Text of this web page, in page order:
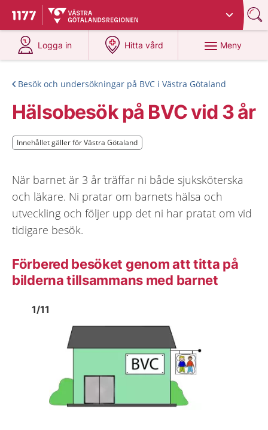
Till startsidan för 1177
Du har valt region
Logga in
på 1177.se
Hitta vård
på 1177.se
Meny
Besök och undersökningar på BVC i Västra Götaland
Hälsobesök på BVC vid 3 år
Innehållet gäller för Västra Götaland
Innehållet gäller för Västra Götaland
När barnet är 3 år träffar ni både sjuksköterska
och läkare. Ni pratar om barnets hälsa och
utveckling och följer upp det ni har pratat om vid
tidigare besök.
Förbered besöket genom att titta på
bilderna tillsammans med barnet
Bild1
1/11